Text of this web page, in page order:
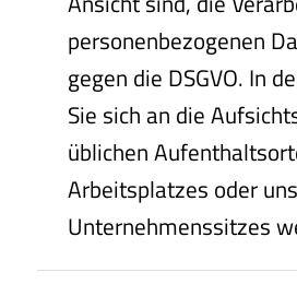
personenbezogenen
gegen die DSGVO. In
Sie sich an die
üblichen
Arbeitsplatzes oder
Unternehmenssitzes